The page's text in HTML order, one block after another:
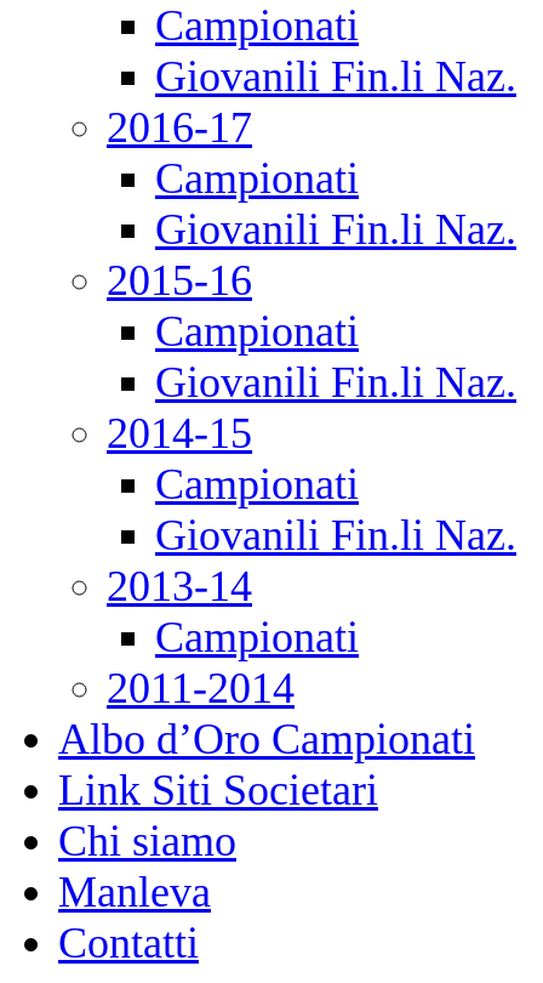
Campionati
Giovanili Fin.li Naz.
2016-17
Campionati
Giovanili Fin.li Naz.
2015-16
Campionati
Giovanili Fin.li Naz.
2014-15
Campionati
Giovanili Fin.li Naz.
2013-14
Campionati
2011-2014
Albo d’Oro Campionati
Link Siti Societari
Chi siamo
Manleva
Contatti